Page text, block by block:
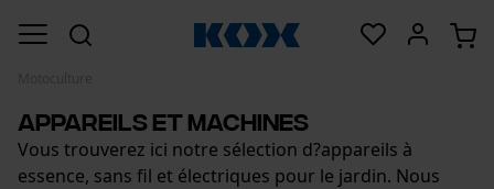
Appareils et machines
Vous trouverez ici notre sélection d?appareils à
essence, sans fil et électriques pour le jardin. Nous